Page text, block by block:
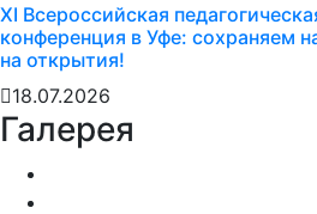
XI Всероссийская
конференция в Уфе: сохраняем
на открытия!
18.07.2026
Галерея